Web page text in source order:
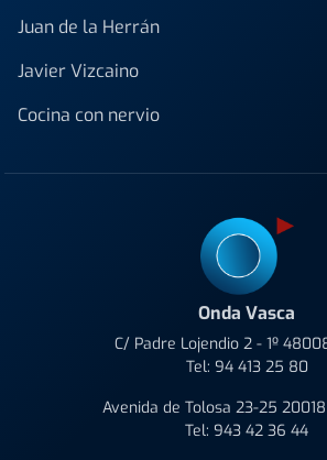
Juan de la Herrán
Javier Vizcaino
Cocina con nervio
Onda Vasca
C/ Padre Lojendio 2 - 1º
Tel: 94 413 25 80
Avenida de Tolosa 23-25
Tel: 943 42 36 44